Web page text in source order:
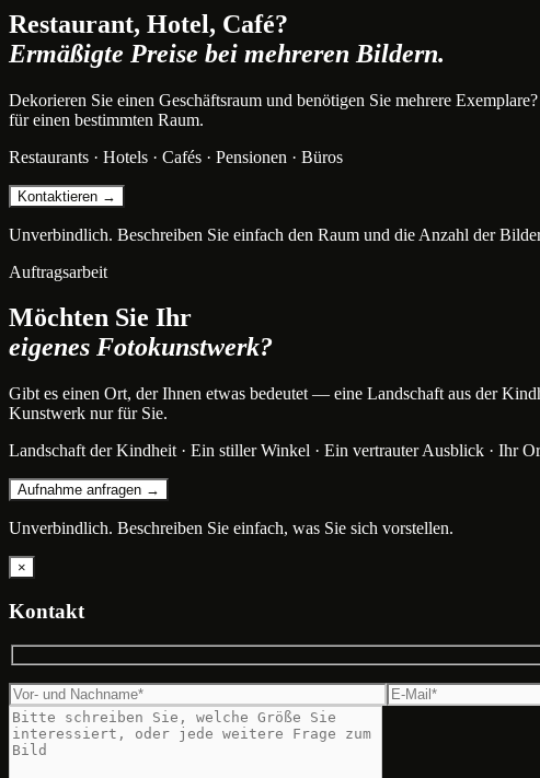
Restaurant, Hotel, Café?
Ermäßigte Preise bei mehreren Bildern.
Dekorieren Sie einen Geschäftsraum und benötigen Sie mehrere
für einen bestimmten Raum.
Restaurants · Hotels · Cafés · Pensionen · Büros
Kontaktieren →
Unverbindlich. Beschreiben Sie einfach den Raum und die Anzahl der
Auftragsarbeit
Möchten Sie Ihr
eigenes Fotokunstwerk?
Gibt es einen Ort, der Ihnen etwas bedeutet — eine Landschaft aus der
Kunstwerk nur für Sie.
Landschaft der Kindheit · Ein stiller Winkel · Ein vertrauter Ausblick · Ihr
Aufnahme anfragen →
Unverbindlich. Beschreiben Sie einfach, was Sie sich vorstellen.
×
Kontakt